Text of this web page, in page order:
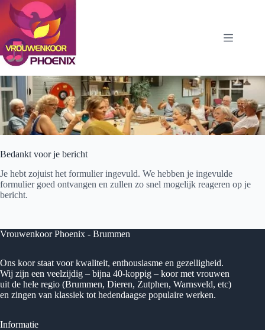
Ga
naar
inhoud
Bedankt voor je bericht
Je hebt zojuist het formulier ingevuld. We hebben je ingevulde
formulier goed ontvangen en zullen zo snel mogelijk reageren op je
bericht.
Vrouwenkoor Phoenix - Brummen
Ons koor staat voor kwaliteit, enthousiasme en gezelligheid.
Wij zijn een veelzijdig – bijna 40-koppig – koor met vrouwen
uit de hele regio (Brummen, Dieren, Zutphen, Warnsveld, etc)
en zingen van klassiek tot hedendaagse populaire werken.
Informatie